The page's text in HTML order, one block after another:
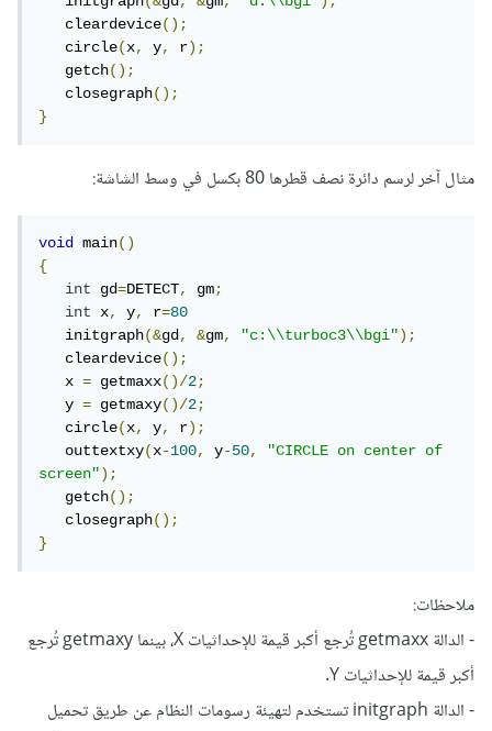
   cleardevice
();
   circle
(x, y, r);
   getch
();
   closegraph
();
}
مثال آخر لرسم دائرة نصف قطرها 80 بكسل في وسط الشاشة:
void main()
{
int
gd=DETECT, gm;
int
x, y, r=80
   initgraph
(&gd, &gm, "c:\\turboc3\\bgi");
   cleardevice
();
   x
= getmaxx()/2;
   y
= getmaxy()/2;
   circle
(x, y, r);
   outtextxy
(x-100, y-50,
"CIRCLE on center of
screen");
   getch
();
   closegraph
();
}
ملاحظات:
- الدالة getmaxx تُرجع أكبر قيمة للإحداثيات X، بينما getmaxy تُرجع
أكبر قيمة للإحداثيات Y.
- الدالة initgraph تستخدم لتهيئة رسومات النظام عن طريق تحميل